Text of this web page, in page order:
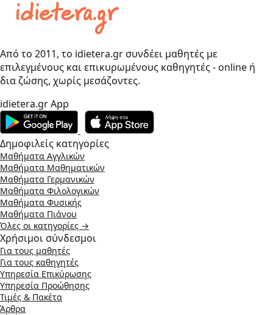
Από το 2011, το idietera.gr συνδέει μαθητές με
επιλεγμένους και επικυρωμένους καθηγητές - online ή
δια ζώσης, χωρίς μεσάζοντες.
idietera.gr App
Δημοφιλείς κατηγορίες
Μαθήματα Αγγλικών
Μαθήματα Μαθηματικών
Μαθήματα Γερμανικών
Μαθήματα Φιλολογικών
Μαθήματα Φυσικής
Μαθήματα Πιάνου
Όλες οι κατηγορίες →
Χρήσιμοι σύνδεσμοι
Για τους μαθητές
Για τους καθηγητές
Υπηρεσία Επικύρωσης
Υπηρεσία Προώθησης
Τιμές & Πακέτα
Άρθρα